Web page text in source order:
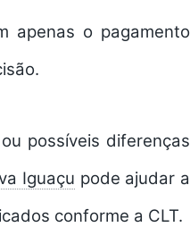
apenas o pagamento
possíveis diferenças
Iguaçu pode ajudar a
conforme a CLT.